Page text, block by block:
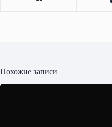
Похожие записи